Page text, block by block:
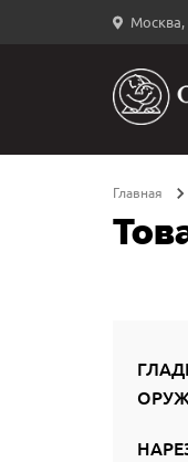
Москва,
Главная